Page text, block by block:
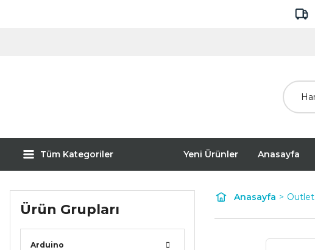
Tüm Kategoriler Yeni Ürünler Anasayfa
Ürün Grupları
Arduino
Anasayfa Outlet